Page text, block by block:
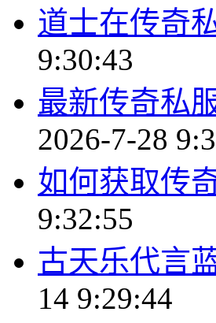
道士在传奇
9:30:43
最新传奇私
2026-7-28
如何获取传
9:32:55
古天乐代言
14 9:29:44